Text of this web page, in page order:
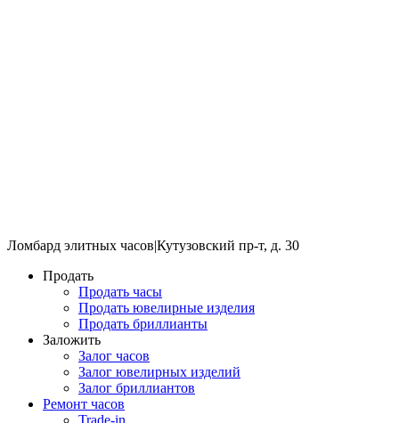
Ломбард элитных часов|Кутузовский пр-т, д. 30
Продать
Продать часы
Продать ювелирные изделия
Продать бриллианты
Заложить
Залог часов
Залог ювелирных изделий
Залог бриллиантов
Ремонт часов
Trade-in